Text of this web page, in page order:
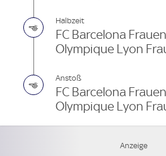
Halbzeit
FC Barcelona
Olympique Lyon
Anstoß
FC Barcelona
Olympique Lyon